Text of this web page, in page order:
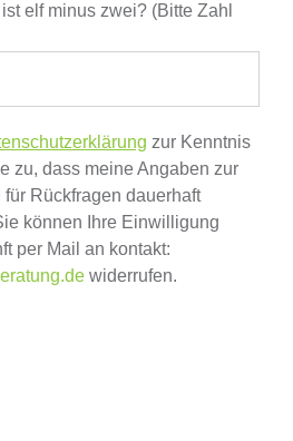
elf minus zwei? (Bitte Zahl
zur Kenntnis
zu, dass meine Angaben zur
Rückfragen dauerhaft
können Ihre Einwilligung
per Mail an kontakt:
widerrufen.